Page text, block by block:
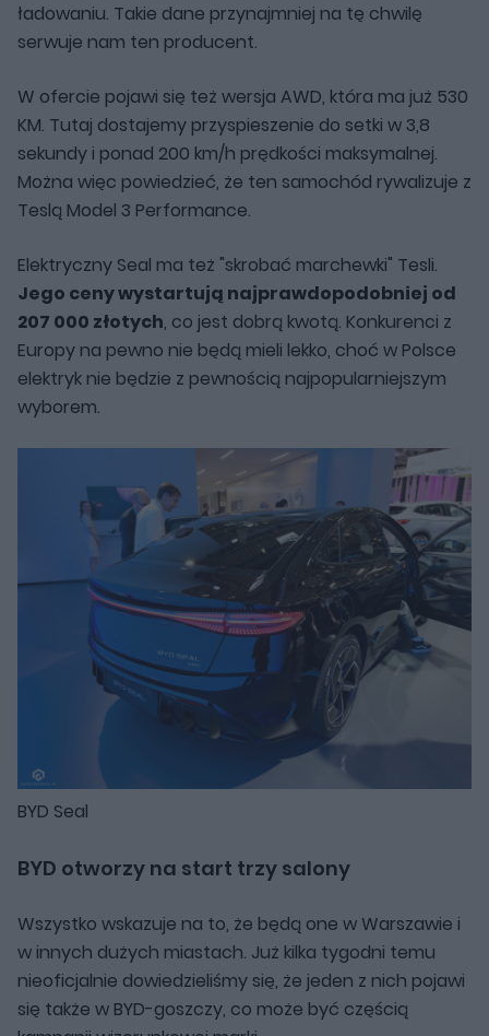
ładowaniu. Takie dane przynajmniej na tę chwilę
serwuje nam ten producent.
W ofercie pojawi się też wersja AWD, która ma już 530
KM. Tutaj dostajemy przyspieszenie do setki w 3,8
sekundy i ponad 200 km/h prędkości maksymalnej.
Można więc powiedzieć, że ten samochód rywalizuje z
Teslą Model 3 Performance.
Elektryczny Seal ma też "skrobać marchewki" Tesli.
Jego ceny wystartują najprawdopodobniej od
207 000 złotych, co jest dobrą kwotą. Konkurenci z
Europy na pewno nie będą mieli lekko, choć w Polsce
elektryk nie będzie z pewnością najpopularniejszym
wyborem.
BYD Seal
BYD otworzy na start trzy salony
Wszystko wskazuje na to, że będą one w Warszawie i
w innych dużych miastach. Już kilka tygodni temu
nieoficjalnie dowiedzieliśmy się, że jeden z nich pojawi
się także w BYD-goszczy, co może być częścią